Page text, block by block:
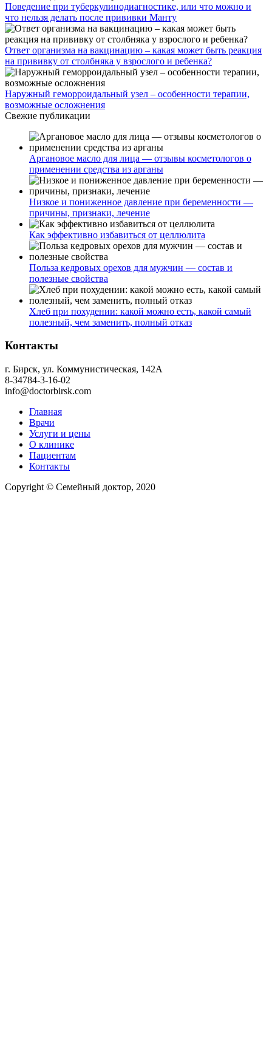
Поведение при туберкулинодиагностике, или что можно и
что нельзя делать после прививки Манту
Ответ организма на вакцинацию – какая может быть реакция
на прививку от столбняка у взрослого и ребенка?
Наружный геморроидальный узел – особенности терапии,
возможные осложнения
Свежие публикации
Аргановое масло для лица — отзывы косметологов о
применении средства из арганы
Низкое и пониженное давление при беременности —
причины, признаки, лечение
Как эффективно избавиться от целлюлита
Польза кедровых орехов для мужчин — состав и
полезные свойства
Хлеб при похудении: какой можно есть, какой самый
полезный, чем заменить, полный отказ
Контакты
г. Бирск, ул. Коммунистическая, 142А
8-34784-3-16-02
info@doctorbirsk.com
Главная
Врачи
Услуги и цены
О клинике
Пациентам
Контакты
Copyright © Семейный доктор, 2020